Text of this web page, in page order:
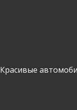
Красивые